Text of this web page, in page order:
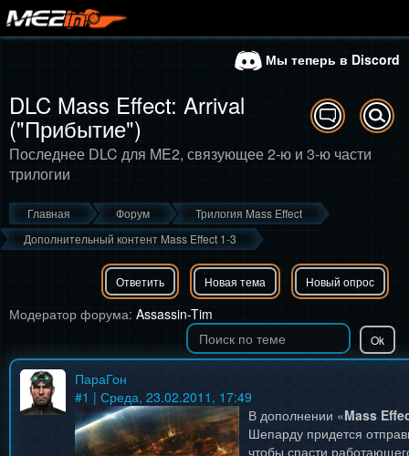
Мы теперь в Discord
DLC Mass Effect: Arrival
("Прибытие")
Последнее DLC для ME2, связующее 2-ю и 3-ю части
трилогии
Главная Форум
Трилогия Mass Effect
Дополнительный контент Mass Effect 1-3
Ответить Новая тема Новый опрос
Модератор форума: Assassin-Tim
ПараГон
#1 | Среда, 23.02.2011, 17:49
В дополнении «Mass
Шепарду придется
чтобы спасти